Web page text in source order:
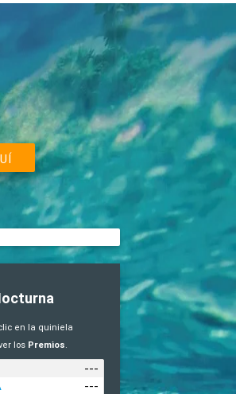
en la quiniela
los Premios.
---
---